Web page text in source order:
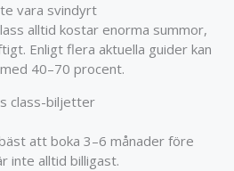
vara svindyrt
alltid kostar enorma summor,
Enligt flera aktuella guider kan
40–70 procent.
class-biljetter
att boka 3–6 månader före
inte alltid billigast.